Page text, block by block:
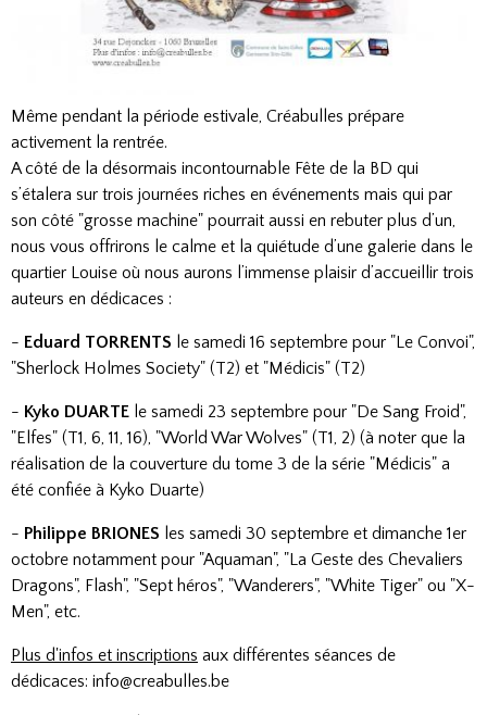
Même pendant la période estivale, Créabulles prépare
activement la rentrée.
A côté de la désormais incontournable Fête de la BD qui
s’étalera sur trois journées riches en événements mais qui par
son côté "grosse machine" pourrait aussi en rebuter plus d’un,
nous vous offrirons le calme et la quiétude d’une galerie dans le
quartier Louise où nous aurons l’immense plaisir d’accueillir trois
auteurs en dédicaces :
- Eduard TORRENTS le samedi 16 septembre pour "Le Convoi",
"Sherlock Holmes Society" (T2) et "Médicis" (T2)
- Kyko DUARTE le samedi 23 septembre pour "De Sang Froid",
"Elfes" (T1, 6, 11, 16), "World War Wolves" (T1, 2) (à noter que la
réalisation de la couverture du tome 3 de la série "Médicis" a
été confiée à Kyko Duarte)
- Philippe BRIONES les samedi 30 septembre et dimanche 1er
octobre notamment pour "Aquaman", "La Geste des Chevaliers
Dragons", Flash", "Sept héros", "Wanderers", "White Tiger" ou "X-
Men", etc.
Plus d'infos et inscriptions aux différentes séances de
dédicaces: info@creabulles.be